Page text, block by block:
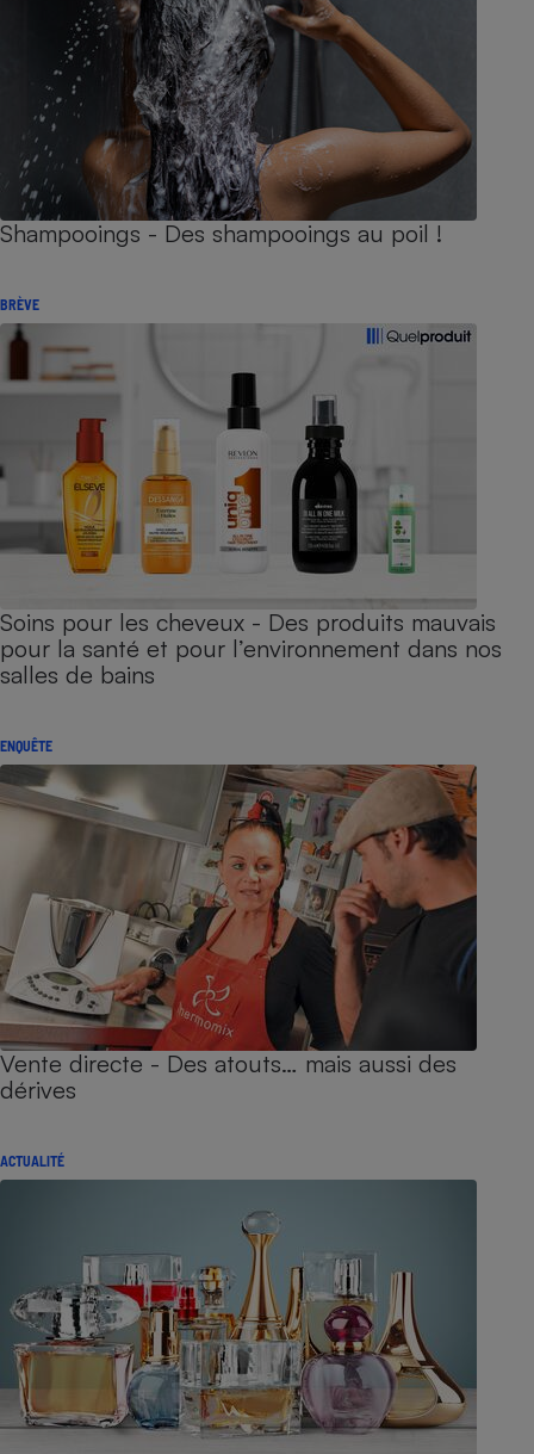
Shampooings - Des shampooings au poil !
BRÈVE
Soins pour les cheveux - Des produits mauvais
pour la santé et pour l’environnement dans nos
salles de bains
ENQUÊTE
Vente directe - Des atouts… mais aussi des
dérives
ACTUALITÉ